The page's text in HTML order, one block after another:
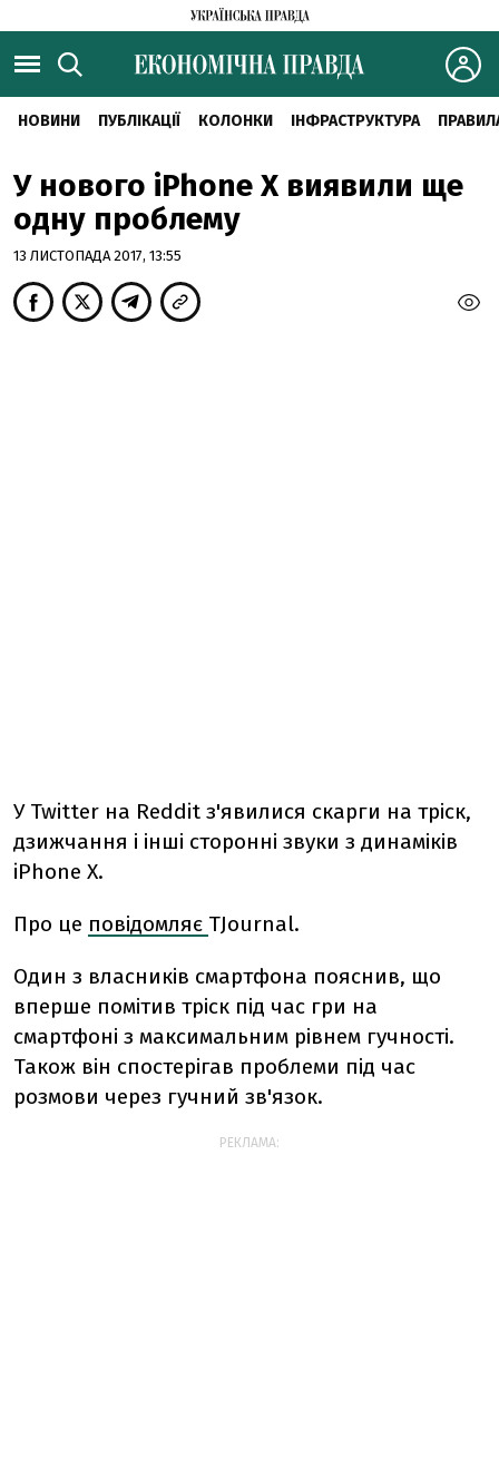
НОВИНИ ПУБЛІКАЦІЇ КОЛОНКИ ІНФРАСТРУКТУРА
У нового iPhone X виявили ще
одну проблему
13 ЛИСТОПАДА 2017, 13:55
У Twitter на Reddit з'явилися скарги на тріск,
дзижчання і інші сторонні звуки з динаміків
iPhone X.
Про це повідомляє TJournal.
Один з власників смартфона пояснив, що
вперше помітив тріск під час гри на
смартфоні з максимальним рівнем гучності.
Також він спостерігав проблеми під час
розмови через гучний зв'язок.
РЕКЛАМА: